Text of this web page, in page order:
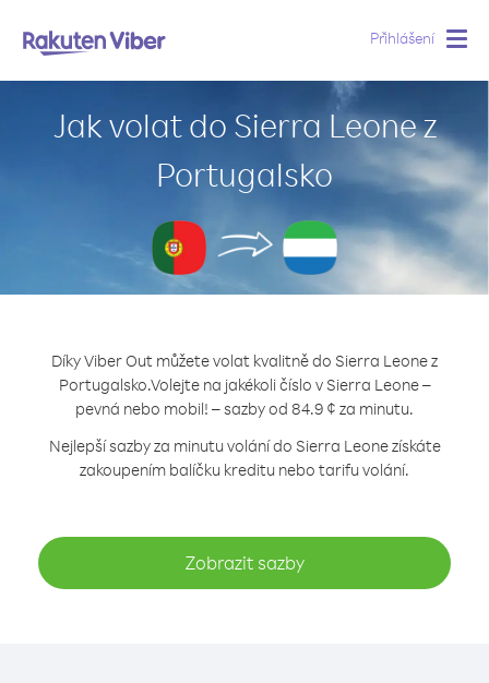
Přihlášení
Jak volat do Sierra Leone z
Portugalsko
Díky Viber Out můžete volat kvalitně do Sierra Leone z
Portugalsko.Volejte na jakékoli číslo v Sierra Leone –
pevná nebo mobil! – sazby od 84.9 ¢ za minutu.
Nejlepší sazby za minutu volání do Sierra Leone získáte
zakoupením balíčku kreditu nebo tarifu volání.
Zobrazit sazby